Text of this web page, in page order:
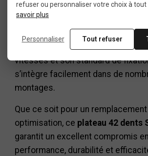
Leplateau 42 dents Shimano SG
solution fiable, légère et
les cyclistes route souhaitant
transmission. Grâce à sa
vitesses et son standard de
s’intègre facilement dans de
montages.
Que ce soit pour un
optimisation, ce plateau 42 dents
garantit un excellent compromis
performance, durabilité et
refuser ou personnaliser votre choix à tout
savoir plus
Personnaliser Tout refuser